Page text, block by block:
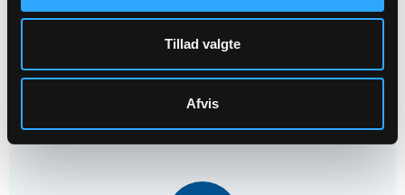
Tillad valgte
Afvis
Oktober 2026